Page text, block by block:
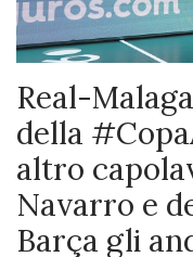
Real-
della
altro
Navarro e
Barça gli